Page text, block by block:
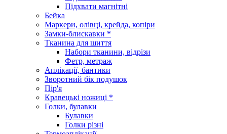
Підхвати магнітні
Бейка
Маркери, олівці, крейда, копіри
Замки-блискавки *
Тканина для шиття
Набори тканини, відрізи
Фетр, метраж
Аплікації, бантики
Зворотний бік подушок
Пір'я
Кравецькі ножиці *
Голки, булавки
Булавки
Голки різні